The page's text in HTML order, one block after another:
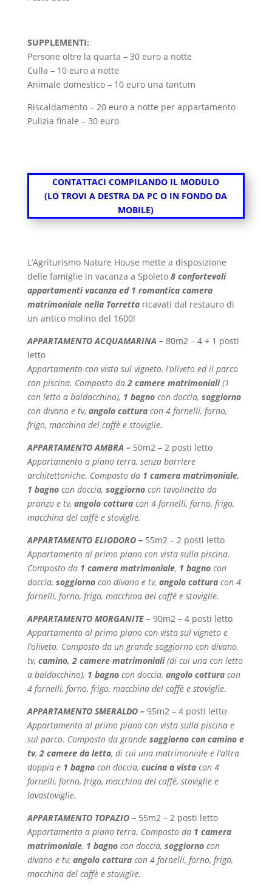
SUPPLEMENTI:
Persone oltre la quarta – 30 euro a notte
Culla – 10 euro a notte
Animale domestico – 10 euro una tantum
Riscaldamento – 20 euro a notte per appartamento
Pulizia finale – 30 euro
CONTATTACI COMPILANDO IL MODULO
(LO TROVI A DESTRA DA PC O IN FONDO DA
MOBILE)
L’Agriturismo Nature House mette a disposizione
delle famiglie in vacanza a Spoleto 8 confortevoli
appartamenti vacanza ed 1 romantica camera
matrimoniale nella Torrettaricavati dal restauro di
un antico molino del 1600!
APPARTAMENTO ACQUAMARINA – 80m2 – 4 + 1 posti
letto
Appartamento con vista sul vigneto, l’oliveto ed il parco
con piscina. Composto da 2 camere matrimoniali(1
con letto a baldacchino), 1 bagno con doccia, soggiorno
con divano e tv, angolo cotturacon 4 fornelli, forno,
frigo, macchina del caffè e stoviglie.
APPARTAMENTO AMBRA – 50m2 – 2 posti letto
Appartamento a piano terra, senza barriere
architettoniche. Composto da 1 camera matrimoniale,
1 bagno con doccia, soggiornocon tavolinetto da
pranzo e tv, angolo cotturacon 4 fornelli, forno, frigo,
macchina del caffè e stoviglie.
APPARTAMENTO ELIODORO – 55m2 – 2 posti letto
Appartamento al primo piano con vista sulla piscina.
Composto da 1 camera matrimoniale, 1 bagno con
doccia, soggiornocon divano e tv, angolo cotturacon 4
fornelli, forno, frigo, macchina del caffè e stoviglie.
APPARTAMENTO MORGANITE – 90m2 – 4 posti letto
Appartamento al primo piano con vista sul vigneto e
l’oliveto. Composto da un grande soggiorno con divano,
tv, camino, 2 camere matrimoniali(di cui una con letto
a baldacchino), 1 bagno con doccia, angolo cotturacon
4 fornelli, forno, frigo, macchina del caffè e stoviglie.
APPARTAMENTO SMERALDO – 95m2 – 4 posti letto
Appartamento al primo piano con vista sulla piscina e
sul parco. Composto da grande soggiorno con camino e
tv, 2 camere da letto, di cui una matrimoniale e l’altra
doppia e 1 bagnocon doccia, cucina a vista con 4
fornelli, forno, frigo, macchina del caffè, stoviglie e
lavastoviglie.
APPARTAMENTO TOPAZIO – 55m2 – 2 posti letto
Appartamento a piano terra. Composto da 1 camera
matrimoniale, 1 bagno con doccia, soggiornocon
divano e tv, angolo cotturacon 4 fornelli, forno, frigo,
macchina del caffè e stoviglie.